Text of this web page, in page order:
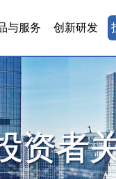
与服务 创新研发
资者